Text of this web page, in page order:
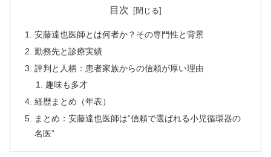
目次
安藤達也医師とは何者か？その専門性と背景
勤務先と診療実績
評判と人柄：患者家族からの信頼が厚い理由
趣味も多才
経歴まとめ（年表）
まとめ：安藤達也医師は“信頼で選ばれる小児循環器の
名医”